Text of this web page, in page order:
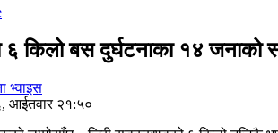
६ किलो बस दुर्घटनाका १४ जनाको
भ्वाइस
आईतवार २१:५०